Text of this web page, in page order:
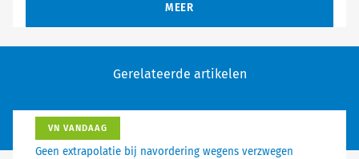
MEER
Gerelateerde artikelen
VN VANDAAG
Geen extrapolatie bij navordering wegens verzwegen